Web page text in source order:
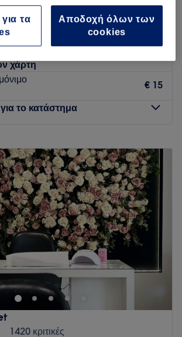
Salon
350 κριτικές
Ενότητα
χάρτη
€ 15
το κατάστημα
09:00–21:00
09:00–21:00
09:00–21:00
09:00–21:00
Κλειστό
Κλειστό
ένα σωρό πράγματα μες την μέρα
τον χρόνο που θα ήθελες για να
εαυτό σου, επισκέψου το Andriαnna
κατάστημα βρίσκεται στο Ωραιόκαστρο
προσφέρεις μεγάλη γκάμα υπηρεσιών
να κλείσεις ραντεβού για μανικιούρ,
1420 κριτικές
Αποδοχή όλων των
cookies
τα